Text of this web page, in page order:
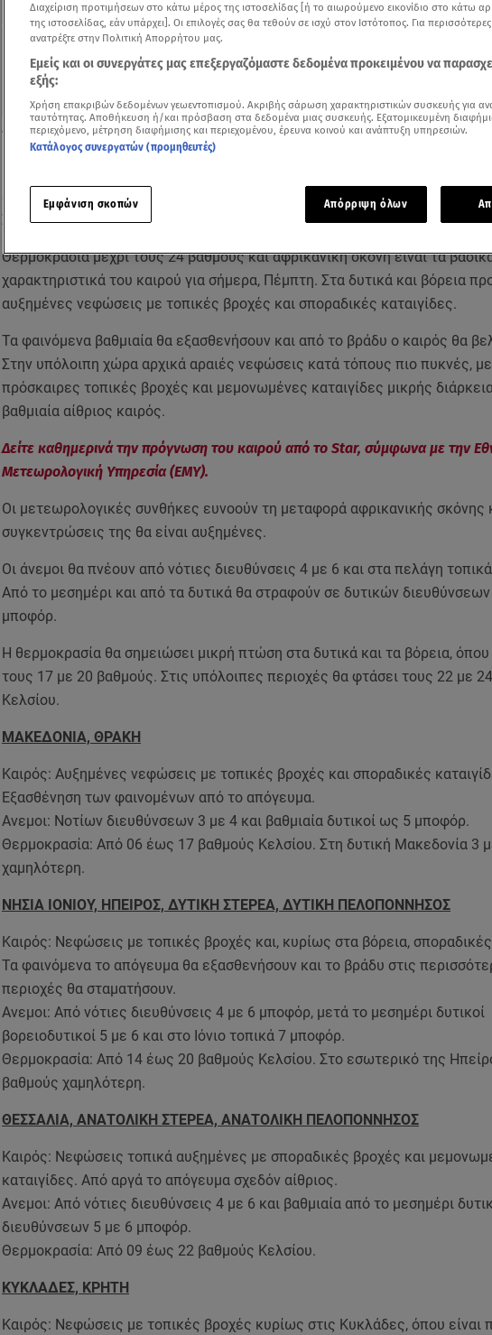
Δείτε περισσότερα άρθρα μας στα αποτελέσματα αναζήτησης
Η πρόβλεψη του καιρού από το Star και την ΕΜΥ
εξασθενήσει από την Παρασκευή το απόγευμα. Πολύ καλός ο
Σαββατοκύριακο.
Θερμοκρασία μέχρι τους 24 βαθμούς και αφρικανική σκόνη είναι τα
χαρακτηριστικά του καιρού για σήμερα, Πέμπτη. Στα δυτικά και βόρεια
αυξημένες νεφώσεις με τοπικές βροχές και σποραδικές καταιγίδες.
Τα φαινόμενα βαθμιαία θα εξασθενήσουν και από το βράδυ ο καιρός θα
Στην υπόλοιπη χώρα αρχικά αραιές νεφώσεις κατά τόπους πιο πυκνές, με
πρόσκαιρες τοπικές βροχές και μεμονωμένες καταιγίδες μικρής
βαθμιαία αίθριος καιρός.
Δείτε καθημερινά την πρόγνωση του καιρού από το Star, σύμφωνα με την
Μετεωρολογική Υπηρεσία (ΕΜΥ).
Οι μετεωρολογικές συνθήκες ευνοούν τη μεταφορά αφρικανικής σκόνης
συγκεντρώσεις της θα είναι αυξημένες.
Οι άνεμοι θα πνέουν από νότιες διευθύνσεις 4 με 6 και στα πελάγη
Από το μεσημέρι και από τα δυτικά θα στραφούν σε δυτικών
μποφόρ.
Η θερμοκρασία θα σημειώσει μικρή πτώση στα δυτικά και τα βόρεια,
τους 17 με 20 βαθμούς. Στις υπόλοιπες περιοχές θα φτάσει τους 22 με
Κελσίου.
ΜΑΚΕΔΟΝΙΑ, ΘΡΑΚΗ
Καιρός: Αυξημένες νεφώσεις με τοπικές βροχές και σποραδικές
Εξασθένηση των φαινομένων από το απόγευμα.
Ανεμοι: Νοτίων διευθύνσεων 3 με 4 και βαθμιαία δυτικοί ως 5 μποφόρ.
Θερμοκρασία: Από 06 έως 17 βαθμούς Κελσίου. Στη δυτική Μακεδονία 3
χαμηλότερη.
ΝΗΣΙΑ ΙΟΝΙΟΥ, ΗΠΕΙΡΟΣ, ΔΥΤΙΚΗ ΣΤΕΡΕΑ, ΔΥΤΙΚΗ ΠΕΛΟΠΟΝΝΗΣΟΣ
Καιρός: Νεφώσεις με τοπικές βροχές και, κυρίως στα βόρεια, σποραδικές
Τα φαινόμενα το απόγευμα θα εξασθενήσουν και το βράδυ στις
περιοχές θα σταματήσουν.
Ανεμοι: Από νότιες διευθύνσεις 4 με 6 μποφόρ, μετά το μεσημέρι δυτικοί
βορειοδυτικοί 5 με 6 και στο Ιόνιο τοπικά 7 μποφόρ.
Θερμοκρασία: Από 14 έως 20 βαθμούς Κελσίου. Στο εσωτερικό της
βαθμούς χαμηλότερη.
ΘΕΣΣΑΛΙΑ, ΑΝΑΤΟΛΙΚΗ ΣΤΕΡΕΑ, ΑΝΑΤΟΛΙΚΗ ΠΕΛΟΠΟΝΝΗΣΟΣ
Καιρός: Νεφώσεις τοπικά αυξημένες με σποραδικές βροχές και
καταιγίδες. Από αργά το απόγευμα σχεδόν αίθριος.
Ανεμοι: Από νότιες διευθύνσεις 4 με 6 και βαθμιαία από το μεσημέρι
διευθύνσεων 5 με 6 μποφόρ.
Θερμοκρασία: Από 09 έως 22 βαθμούς Κελσίου.
ΚΥΚΛΑΔΕΣ, ΚΡΗΤΗ
Καιρός: Νεφώσεις με τοπικές βροχές κυρίως στις Κυκλάδες, όπου είναι
Διαχείριση προτιμήσεων στο κάτω μέρος της ιστοσελίδας [ή το αιωρούμενο εικονίδιο στο κάτω
της ιστοσελίδας, εάν υπάρχει]. Οι επιλογές σας θα τεθούν σε ισχύ στον Ιστότοπος. Για
ανατρέξτε στην Πολιτική Απορρήτου μας.
Εμείς και οι συνεργάτες μας επεξεργαζόμαστε δεδομένα προκειμένου να
εξής:
Χρήση επακριβών δεδομένων γεωεντοπισμού. Ακριβής σάρωση χαρακτηριστικών συσκευής για
ταυτότητας. Αποθήκευση ή/και πρόσβαση στα δεδομένα μιας συσκευής. Εξατομικευμένη
περιεχόμενο, μέτρηση διαφήμισης και περιεχομένου, έρευνα κοινού και ανάπτυξη υπηρεσιών.
Κατάλογος συνεργατών (προμηθευτές)
Εμφάνιση σκοπών Απόρριψη όλων